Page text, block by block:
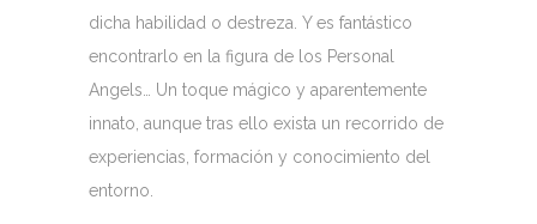
dicha habilidad o destreza. Y es fantástico
encontrarlo en la figura de los Personal
Angels… Un toque mágico y aparentemente
innato, aunque tras ello exista un recorrido de
experiencias, formación y conocimiento del
entorno.